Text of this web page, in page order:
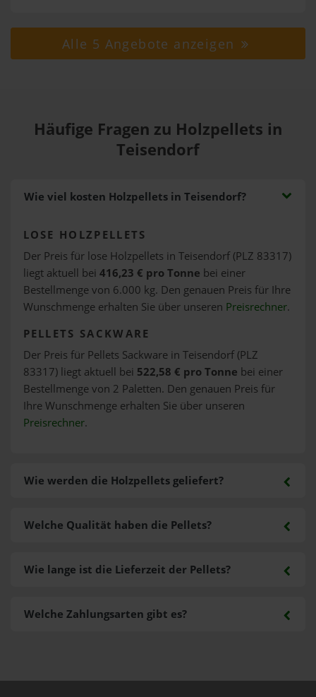
Alle 5 Angebote anzeigen
Häufige Fragen zu Holzpellets in
Teisendorf
Wie viel kosten Holzpellets in Teisendorf?
LOSE HOLZPELLETS
Der Preis für lose Holzpellets in Teisendorf (PLZ 83317)
liegt aktuell bei 416,23 € pro Tonne bei einer
Bestellmenge von 6.000 kg. Den genauen Preis für Ihre
Wunschmenge erhalten Sie über unseren Preisrechner.
PELLETS SACKWARE
Der Preis für Pellets Sackware in Teisendorf (PLZ
83317) liegt aktuell bei 522,58 € pro Tonne bei einer
Bestellmenge von 2 Paletten. Den genauen Preis für
Ihre Wunschmenge erhalten Sie über unseren
Preisrechner.
Wie werden die Holzpellets geliefert?
Welche Zahlungsarten gibt es?
Welche Qualität haben die Pellets?
Wie lange ist die Lieferzeit der Pellets?